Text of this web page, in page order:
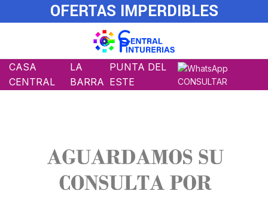
OFERTAS IMPERDIBLES
CASA
CENTRAL
LA
BARRA
PUNTA DEL
ESTE
CONSULTAR